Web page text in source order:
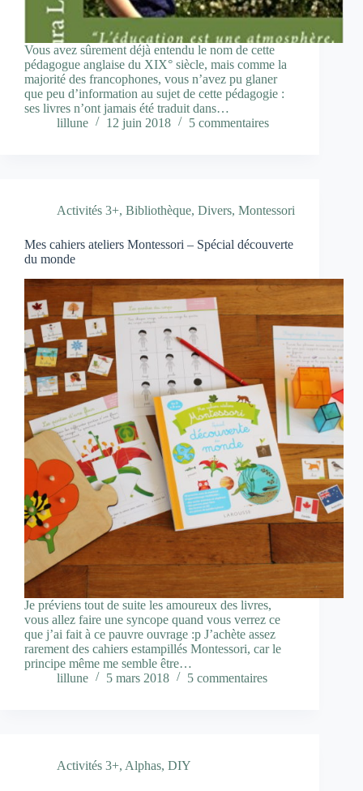
Vous avez sûrement déjà entendu le nom de cette
pédagogue anglaise du XIX° siècle, mais comme la
majorité des francophones, vous n’avez pu glaner
que peu d’information au sujet de cette pédagogie :
ses livres n’ont jamais été traduit dans…
lillune
12 juin 2018 5 commentaires
Activités 3+, Bibliothèque, Divers, Montessori
Mes cahiers ateliers Montessori – Spécial découverte
du monde
Je préviens tout de suite les amoureux des livres,
vous allez faire une syncope quand vous verrez ce
que j’ai fait à ce pauvre ouvrage :p J’achète assez
rarement des cahiers estampillés Montessori, car le
principe même me semble être…
lillune
5 mars 2018 5 commentaires
Activités 3+, Alphas, DIY